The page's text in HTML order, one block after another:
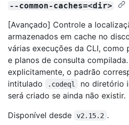
--common-caches=<dir>
[Avançado] Controle a
armazenados em cache no
várias execuções da CLI, como
e planos de consulta
explicitamente, o padrão
intitulado
.codeql
no diretório
será criado se ainda não existir.
Disponível desde
v2.15.2 .